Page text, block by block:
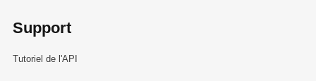
Support
Tutoriel de l'API